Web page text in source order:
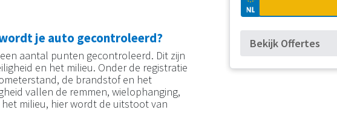
je auto gecontroleerd?
aantal punten gecontroleerd. Dit zijn
en het milieu. Onder de registratie
de brandstof en het
vallen de remmen, wielophanging,
milieu, hier wordt de uitstoot van
Bekijk Offertes